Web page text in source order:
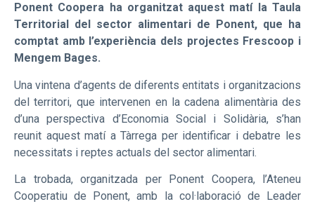
Ponent Coopera ha organitzat aquest matí la Taula
Territorial del sector alimentari de Ponent, que ha
comptat amb l’experiència dels projectes Frescoop i
Mengem Bages.
Una vintena d’agents de diferents entitats i organitzacions
del territori, que intervenen en la cadena alimentària des
d’una perspectiva d’Economia Social i Solidària, s’han
reunit aquest matí a Tàrrega per identificar i debatre les
necessitats i reptes actuals del sector alimentari.
La trobada, organitzada per Ponent Coopera, l’Ateneu
Cooperatiu de Ponent, amb la col·laboració de Leader